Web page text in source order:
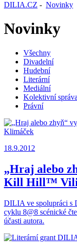
DILIA.CZ - Novinky
Novinky
Všechny
Divadelní
Hudební
Literární
Mediální
Kolektivní správa
Právní
18.9.2012
„Hraj alebo
Kill Hill™
DILIA ve spolupráci s
cyklu 8@8 scénické
účasti autora.